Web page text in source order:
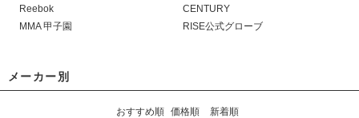
Reebok
CENTURY
MMA 甲子園
RISE公式グローブ
メーカー別
おすすめ順 価格順 新着順